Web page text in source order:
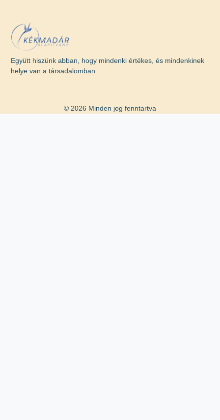
Együtt hiszünk abban, hogy mindenki értékes, és mindenkinek
helye van a társadalomban.
© 2026 Minden jog fenntartva